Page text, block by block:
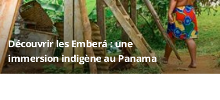
Découvrir les Emberá : une
immersion indigène au Panama